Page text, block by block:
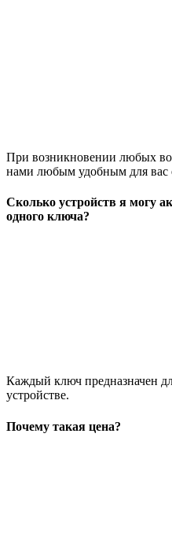
При возникновении любых
нами любым удобным для вас
Сколько устройств я могу
одного ключа?
Каждый ключ предназначен
устройстве.
Почему такая цена?